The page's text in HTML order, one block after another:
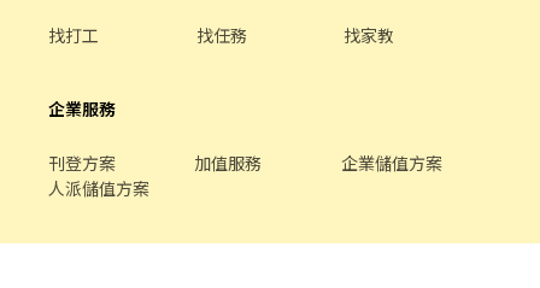
找打工 找任務 找家教
企業服務
刊登方案 加值服務
企業儲值方案
人派儲值方案